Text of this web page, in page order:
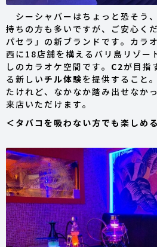
シーシャバーはちょっと恐そう
持ちの方も多いですが、ご安心くだ
パセラ」の新ブランドです。カラ
西に18店舗を構えるバリ島リゾー
しのカラオケ空間です。 C2が目指
る新しい チル体験を提供すること
たけれど、なかなか踏み出せなか
来店いただけます。
＜タバコを吸わない方でも楽しめ